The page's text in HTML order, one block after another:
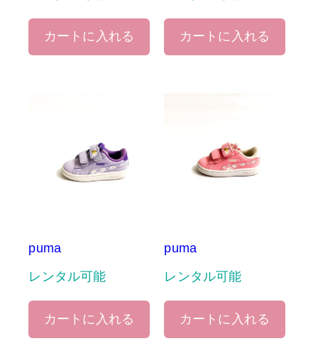
カートに入れる カートに入れる
puma
レンタル可能
カートに入れる
puma
レンタル可能
カートに入れる